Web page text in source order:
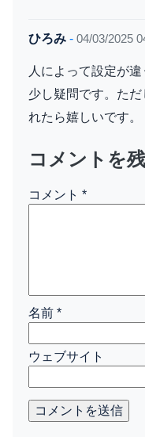
ひろみ - 04/03/2025
人によって設定が
少し疑問です。た
れたら嬉しいです。
コメントを
コメント *
名前 *
ウェブサイト
コメントを送信